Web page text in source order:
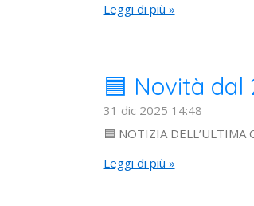
Leggi di più »
🟦 Novità dal
31 dic 2025 14:48
🟦 NOTIZIA DELL’ULTIMA
Leggi di più »